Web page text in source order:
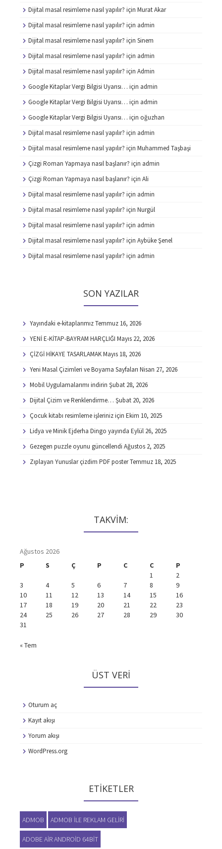
Dijital masal resimleme nasıl yapılır? için Murat Akar
Dijital masal resimleme nasıl yapılır? için admin
Dijital masal resimleme nasıl yapılır? için Sinem
Dijital masal resimleme nasıl yapılır? için admin
Dijital masal resimleme nasıl yapılır? için Admin
Google Kitaplar Vergi Bilgisi Uyarısı… için admin
Google Kitaplar Vergi Bilgisi Uyarısı… için admin
Google Kitaplar Vergi Bilgisi Uyarısı… için oğuzhan
Dijital masal resimleme nasıl yapılır? için admin
Dijital masal resimleme nasıl yapılır? için Muhammed Taşbaşi
Çizgi Roman Yapmaya nasıl başlanır? için admin
Çizgi Roman Yapmaya nasıl başlanır? için Ali
Dijital masal resimleme nasıl yapılır? için admin
Dijital masal resimleme nasıl yapılır? için Nurgül
Dijital masal resimleme nasıl yapılır? için admin
Dijital masal resimleme nasıl yapılır? için Aybüke Şenel
Dijital masal resimleme nasıl yapılır? için admin
SON YAZILAR
Yayındaki e-kitaplarımızTemmuz 16, 2026
YENİ E-KİTAP-BAYRAM HARÇLIĞI Mayıs 22, 2026
ÇİZGİ HİKAYE TASARLAMAKMayıs 18, 2026
Yeni Masal Çizimleri ve Boyama Sayfaları Nisan 27, 2026
Mobil Uygulamalarımı indirin Şubat 28, 2026
Dijital Çizim ve Renklendirme… Şubat 20, 2026
Çocuk kitabı resimleme işleriniz için Ekim 10, 2025
Lidya ve Minik Ejderha Dingo yayında Eylül 26, 2025
Gezegen puzzle oyunu güncellendi Ağustos 2, 2025
Zıplayan Yunuslar çizdim PDF posterTemmuz 18, 2025
TAKVİM:
Ağustos 2026
P
S Ç P C C
P
1
2
3
4 5 6 7 8
9
10
11 12 13 14 15
16
17
18 19 20 21 22
23
24
25 26 27 28 29
30
31
« Tem
ÜST VERI
Oturum aç
Kayıt akışı
Yorum akışı
WordPress.org
ETIKETLER
ADMOB ADMOB ILE REKLAM GELIRI
ADOBE AIR ANDROID 64BIT